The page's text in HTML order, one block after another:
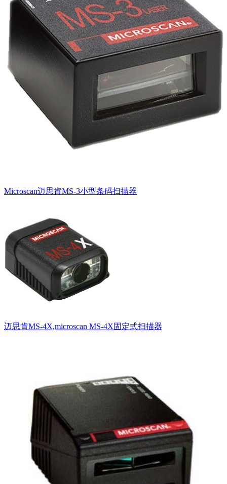
Microscan迈思肯MS-3小型条码扫描器
迈思肯MS-4X,microscan MS-4X固定式扫描器